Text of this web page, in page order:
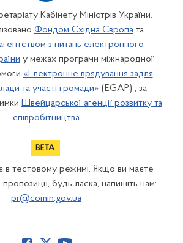
Кабінету Міністрів України.
Фондом Східна Європата
з питань електронного
у межах програми міжнародної
«Електронне врядування задля
та участі громади» (EGAP) , за
Швейцарської агенції розвитку та
співробітництва
в тестовому режимі. Якщо ви маєте
будь ласка, напишіть нам:
pr@comin.gov.ua